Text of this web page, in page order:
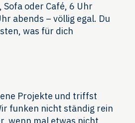
Sofa oder Café, 6 Uhr
abends – völlig egal. Du
was für dich
Projekte und triffst
funken nicht ständig rein